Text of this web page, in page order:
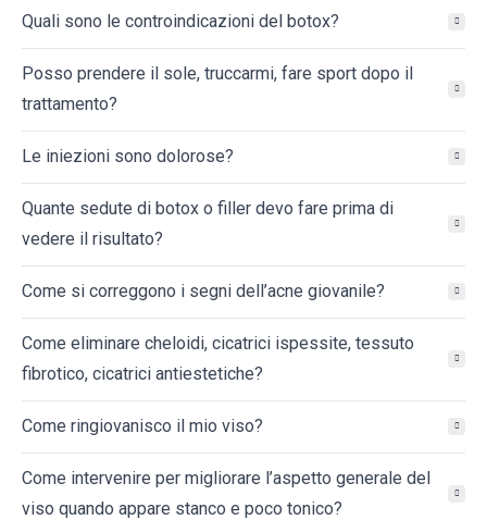
Quali sono le controindicazioni del botox?
Posso prendere il sole, truccarmi, fare sport dopo il
trattamento?
Le iniezioni sono dolorose?
Quante sedute di botox o filler devo fare prima di
vedere il risultato?
Come si correggono i segni dell’acne giovanile?
Come eliminare cheloidi, cicatrici ispessite, tessuto
fibrotico, cicatrici antiestetiche?
Come ringiovanisco il mio viso?
Come intervenire per migliorare l’aspetto generale del
viso quando appare stanco e poco tonico?